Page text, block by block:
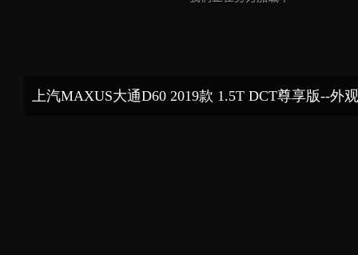
上汽MAXUS大通D60 2019款 1.5T DCT尊享版--外观